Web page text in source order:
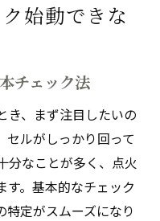
動できない主な理
らない原因を探る
の始動トラブル対
不良とセル回る現
始動できな
チェック法
き、まず注目したいの
セルがしっかり回って
分なことが多く、点火
す。基本的なチェック
特定がスムーズになり